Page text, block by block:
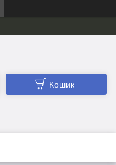
Кошик